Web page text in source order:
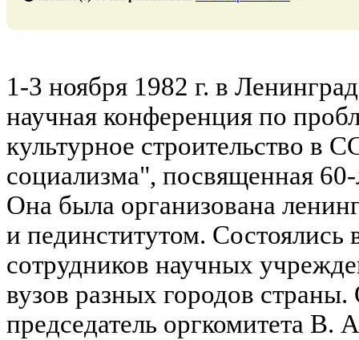
1-3 ноября 1982 г. в
научная конференция по
культурное строительство в
социализма", посвященная
Она была организована
и пединститутом. Состоялись
сотрудников научных
вузов разных городов
председатель оргкомитета